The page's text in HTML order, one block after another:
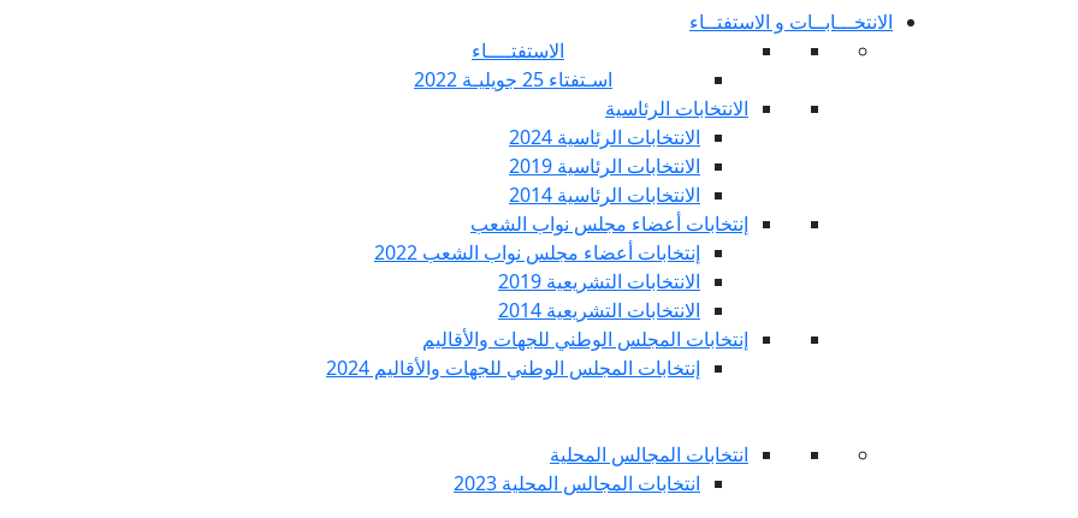
الانتخـــابــات و الاستفتــاء
الاستفتــــاء
اسـتفتاء 25 جويليـة 2022
الانتخابات الرئاسية
الانتخابات الرئاسية 2024
الانتخابات الرئاسية 2019
الانتخابات الرئاسية 2014
إنتخابات أعضاء مجلس نواب الشعب
إنتخابات أعضاء مجلس نواب الشعب 2022
الانتخابات التشريعية 2019
الانتخابات التشريعية 2014
إنتخابات المجلس الوطني للجهات والأقاليم
إنتخابات المجلس الوطني للجهات والأقاليم 2024
انتخابات المجالس المحلية
انتخابات المجالس المحلية 2023